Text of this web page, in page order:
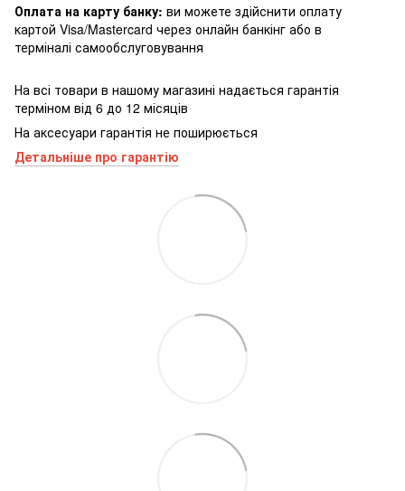
Оплата на карту банку: ви можете здійснити оплату
картой Visa/Mastercard через онлайн банкінг або в
терміналі самообслуговування
На всі товари в нашому магазині надається гарантія
терміном від 6 до 12 місяців
На аксесуари гарантія не поширюється
Детальніше про гарантію